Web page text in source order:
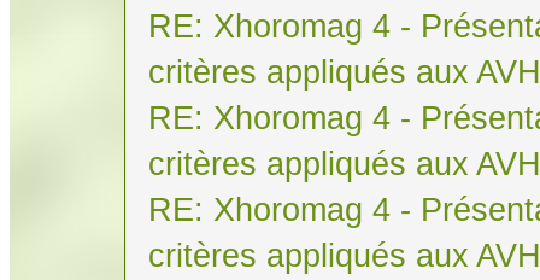
RE: Xhoromag 4 -
critères appliqués aux AVH
RE: Xhoromag 4 -
critères appliqués aux AVH
RE: Xhoromag 4 -
critères appliqués aux AVH